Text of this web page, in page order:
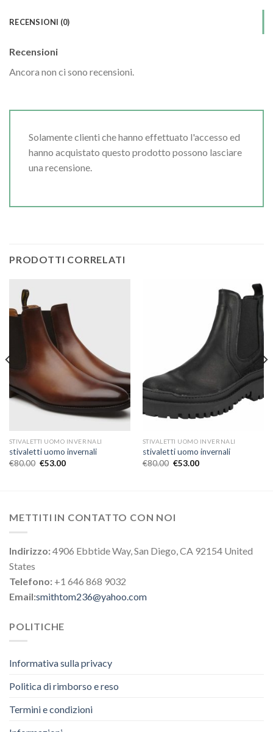
RECENSIONI (0)
Recensioni
Ancora non ci sono recensioni.
Solamente clienti che hanno effettuato l'accesso ed
hanno acquistato questo prodotto possono lasciare
una recensione.
PRODOTTI CORRELATI
STIVALETTI UOMO INVERNALI
stivaletti uomo invernali
€80.00 €53.00
STIVALETTI UOMO INVERNALI
stivaletti uomo invernali
€80.00 €53.00
METTITI IN CONTATTO CON NOI
Indirizzo:4906 Ebbtide Way, San Diego, CA 92154 United
States
Telefono: +1 646 868 9032
Email:smithtom236@yahoo.com
POLITICHE
Informativa sulla privacy
Politica di rimborso e reso
Termini e condizioni